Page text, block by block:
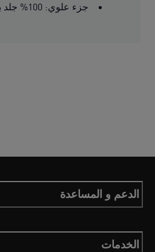
جزء علوي: 100% جلد بقر
الدعم و المساعدة
الخدمات